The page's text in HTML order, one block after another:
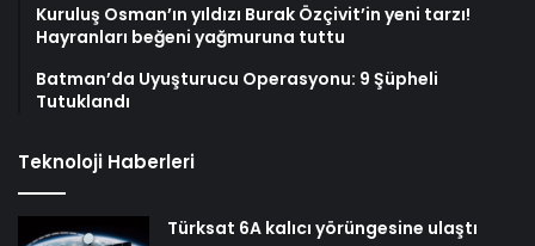
Kuruluş Osman’ın yıldızı Burak Özçivit’in yeni tarzı!
Hayranları beğeni yağmuruna tuttu
Batman’da Uyuşturucu Operasyonu: 9 Şüpheli
Tutuklandı
Teknoloji Haberleri
Türksat 6A kalıcı yörüngesine ulaştı